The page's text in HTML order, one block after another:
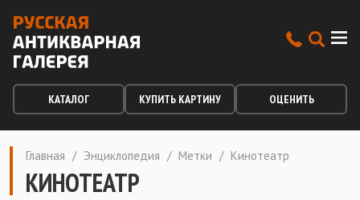
КАТАЛОГ КУПИТЬ КАРТИНУ ОЦЕНИТЬ
Главная / Энциклопедия / Метки / Кинотеатр
КИНОТЕАТР